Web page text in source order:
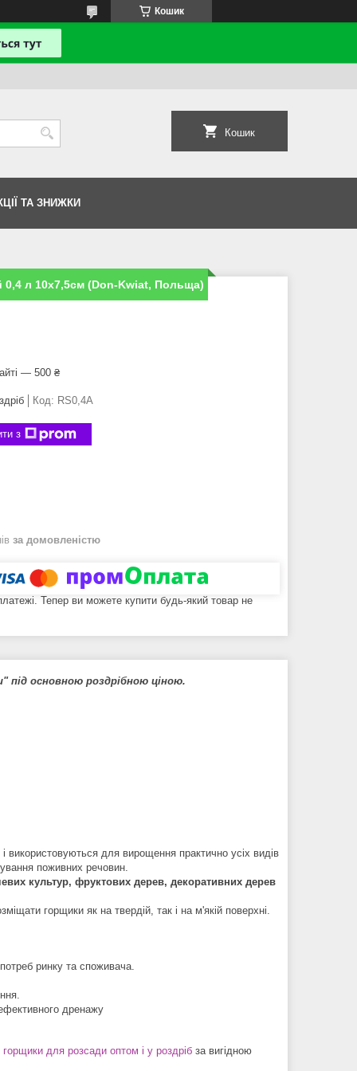
Кошик
Кошик
ТА ЗНИЖКИ
0,4 л 10х7,5см (Don-Kwiat, Польща)
— 500 ₴
Код: RS0,4A
з
за домовленістю
Тепер ви можете купити будь-який товар не
під основною роздрібною ціною.
використовуються для вирощення практично усіх видів
поживних речовин.
культур, фруктових дерев, декоративних дерев
горщики як на твердій, так і на м'якій поверхні.
ринку та споживача.
дренажу
горщики для розсади оптом і у роздріб за вигідною